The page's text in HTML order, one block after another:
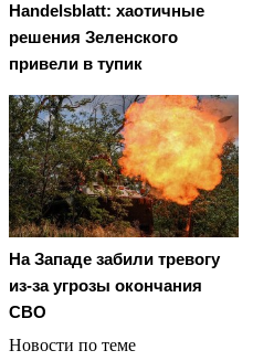
Handelsblatt: хаотичные
решения Зеленского
привели в тупик
На Западе забили тревогу
из-за угрозы окончания
СВО
Новости по теме